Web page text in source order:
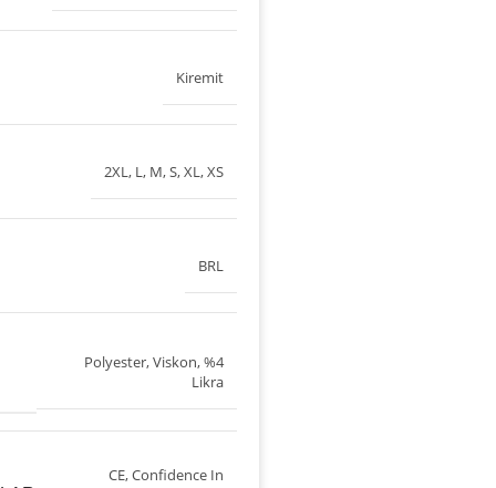
Kiremit
2XL , L , M,S,XL ,XS
BRL
Polyester, Viskon, %4
Likra
CE,Confidence In